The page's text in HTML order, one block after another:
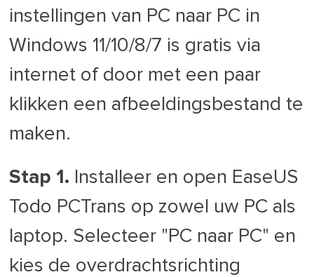
instellingen van PC naar PC in
Windows 11/10/8/7 is gratis via
internet of door met een paar
klikken een afbeeldingsbestand te
maken.
Stap 1. Installeer en open EaseUS
Todo PCTrans op zowel uw PC als
laptop. Selecteer "PC naar PC" en
kies de overdrachtsrichting